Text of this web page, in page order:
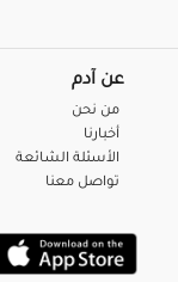
عن آدم
من نحن
أخبارنا
الأسئلة الشائعة
تواصل معنا